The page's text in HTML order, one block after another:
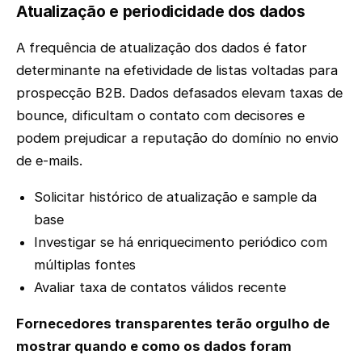
Atualização e periodicidade dos dados
A frequência de atualização dos dados é fator
determinante na efetividade de listas voltadas para
prospecção B2B. Dados defasados elevam taxas de
bounce, dificultam o contato com decisores e
podem prejudicar a reputação do domínio no envio
de e-mails.
Solicitar histórico de atualização e sample da
base
Investigar se há enriquecimento periódico com
múltiplas fontes
Avaliar taxa de contatos válidos recente
Fornecedores transparentes terão orgulho de
mostrar quando e como os dados foram